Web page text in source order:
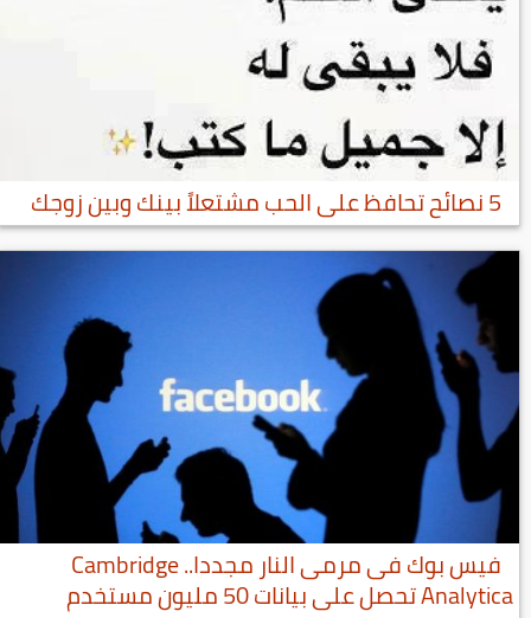
5 نصائح تحافظ على الحب مشتعلاً بينك وبين زوجك
فيس بوك فى مرمى النار مجددا.. Cambridge
Analytica تحصل على بيانات 50 مليون مستخدم